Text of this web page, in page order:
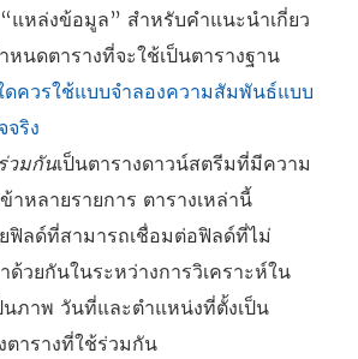
แหล่งข้อมูล” สำหรับคำแนะนำเกี่ยว
หนดตารางที่จะใช้เป็นตารางฐาน
ดควรใช้แบบจำลองความสัมพันธ์แบบ
จริง
วมกันเป็นตารางดาวน์สตรีมที่มีความ
าหลายรายการ ตารางเหล่านี้
ฟิลด์ที่สามารถเชื่อมต่อฟิลด์ที่ไม่
ด้วยกันในระหว่างการวิเคราะห์ใน
นภาพ วันที่และตำแหน่งที่ตั้งเป็น
ตารางที่ใช้ร่วมกัน